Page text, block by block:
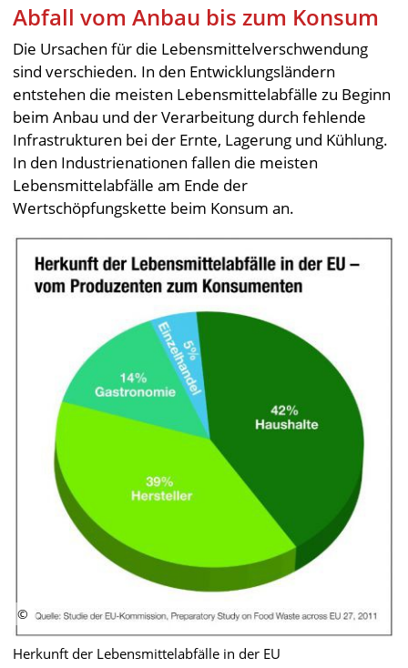
Abfall vom Anbau bis zum Konsum
Die Ursachen für die Lebensmittelverschwendung
sind verschieden. In den Entwicklungsländern
entstehen die meisten Lebensmittelabfälle zu Beginn
beim Anbau und der Verarbeitung durch fehlende
Infrastrukturen bei der Ernte, Lagerung und Kühlung.
In den Industrienationen fallen die meisten
Lebensmittelabfälle am Ende der
Wertschöpfungskette beim Konsum an.
Herkunft der Lebensmittelabfälle in der EU